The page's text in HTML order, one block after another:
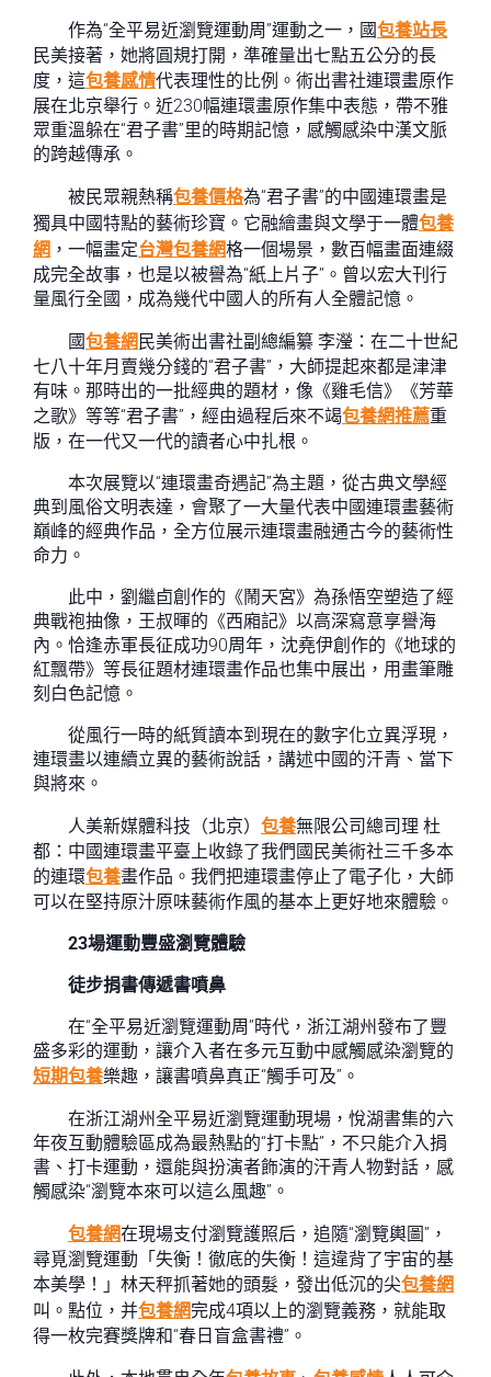
作為“全平易近瀏覽運動周”運動之一，國包養站長
民美接著，她將圓規打開，準確量出七點五公分的長
度，這包養感情代表理性的比例。術出書社連環畫原作
展在北京舉行。近230幅連環畫原作集中表態，帶不雅
眾重溫躲在“君子書”里的時期記憶，感觸感染中漢文脈
的跨越傳承。
被民眾親熱稱包養價格為“君子書”的中國連環畫是
獨具中國特點的藝術珍寶。它融繪畫與文學于一體包養
網 ，一幅畫定台灣包養網格一個場景，數百幅畫面連綴
成完全故事，也是以被譽為“紙上片子”。曾以宏大刊行
量風行全國，成為幾代中國人的所有人全體記憶。
國包養網 民美術出書社副總編纂 李瀅：在二十世紀
七八十年月賣幾分錢的“君子書”，大師提起來都是津津
有味。那時出的一批經典的題材，像《雞毛信》《芳華
之歌》等等“君子書”，經由過程后來不竭包養網推薦重
版，在一代又一代的讀者心中扎根。
本次展覽以“連環畫奇遇記”為主題，從古典文學經
典到風俗文明表達，會聚了一大量代表中國連環畫藝術
巔峰的經典作品，全方位展示連環畫融通古今的藝術性
命力。
此中，劉繼卣創作的《鬧天宮》為孫悟空塑造了經
典戰袍抽像，王叔暉的《西廂記》以高深寫意享譽海
內。恰逢赤軍長征成功90周年，沈堯伊創作的《地球的
紅飄帶》等長征題材連環畫作品也集中展出，用畫筆雕
刻白色記憶。
從風行一時的紙質讀本到現在的數字化立異浮現，
連環畫以連續立異的藝術說話，講述中國的汗青、當下
與將來。
人美新媒體科技（北京） 包養無限公司總司理 杜
都：中國連環畫平臺上收錄了我們國民美術社三千多本
的連環包養畫作品。我們把連環畫停止了電子化，大師
可以在堅持原汁原味藝術作風的基本上更好地來體驗。
23場運動豐盛瀏覽體驗
徒步捐書傳遞書噴鼻
在“全平易近瀏覽運動周”時代，浙江湖州發布了豐
盛多彩的運動，讓介入者在多元互動中感觸感染瀏覽的
短期包養樂趣，讓書噴鼻真正“觸手可及”。
在浙江湖州全平易近瀏覽運動現場，悅湖書集的六
年夜互動體驗區成為最熱點的“打卡點”，不只能介入捐
書、打卡運動，還能與扮演者飾演的汗青人物對話，感
觸感染“瀏覽本來可以這么風趣”。
包養網在現場支付瀏覽護照后，追隨“瀏覽輿圖”，
尋覓瀏覽運動「失衡！徹底的失衡！這違背了宇宙的基
本美學！」林天秤抓著她的頭髮，發出低沉的尖包養網
叫。點位，并包養網完成4項以上的瀏覽義務，就能取
得一枚完賽獎牌和“春日盲盒書禮”。